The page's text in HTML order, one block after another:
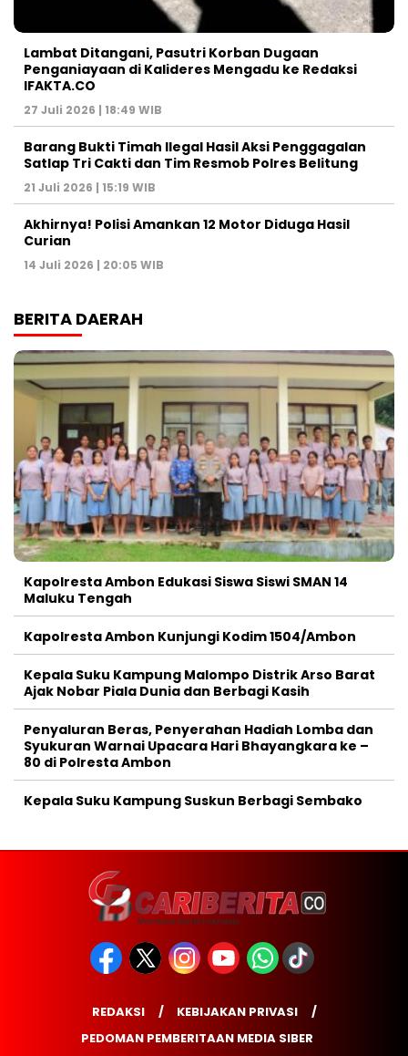
Lambat Ditangani, Pasutri Korban Dugaan
Penganiayaan di Kalideres Mengadu ke Redaksi
IFAKTA.CO
27 Juli 2026 | 18:49 WIB
Barang Bukti Timah Ilegal Hasil Aksi Penggagalan
Satlap Tri Cakti dan Tim Resmob Polres Belitung
21 Juli 2026 | 15:19 WIB
Akhirnya! Polisi Amankan 12 Motor Diduga Hasil
Curian
14 Juli 2026 | 20:05 WIB
BERITA DAERAH
Kapolresta Ambon Edukasi Siswa Siswi SMAN 14
Maluku Tengah
Kapolresta Ambon Kunjungi Kodim 1504/Ambon
Kepala Suku Kampung Malompo Distrik Arso Barat
Ajak Nobar Piala Dunia dan Berbagi Kasih
Penyaluran Beras, Penyerahan Hadiah Lomba dan
Syukuran Warnai Upacara Hari Bhayangkara ke –
80 di Polresta Ambon
Kepala Suku Kampung Suskun Berbagi Sembako
REDAKSI
KEBIJAKAN PRIVASI
PEDOMAN PEMBERITAAN MEDIA SIBER